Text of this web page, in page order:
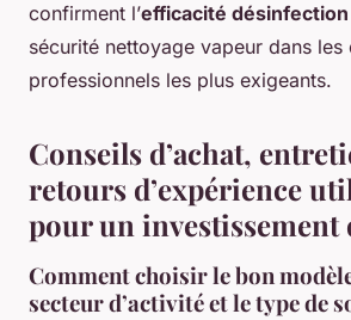
confirment l’efficacité
sécurité nettoyage vapeur dans les
professionnels les plus exigeants.
Conseils d’achat,
retours d’expérience
pour un investissement
Comment choisir le bon
secteur d’activité et le type de